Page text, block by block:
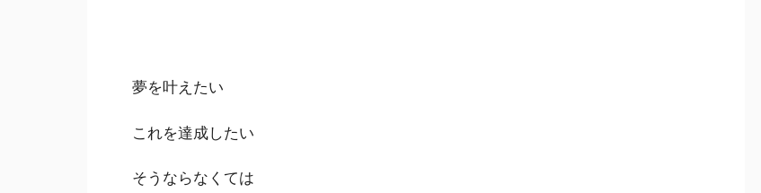
夢を叶えたい
これを達成したい
そうならなくては